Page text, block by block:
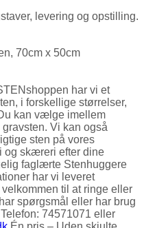
levering og opstilling.
70cm x 50cm
har vi et
i forskellige størrelser,
kan vælge imellem
Vi kan også
sten på vores
og skæreri efter dine
faglærte Stenhuggere
har vi leveret
til at ringe eller
spørgsmål eller har brug
74571071 eller